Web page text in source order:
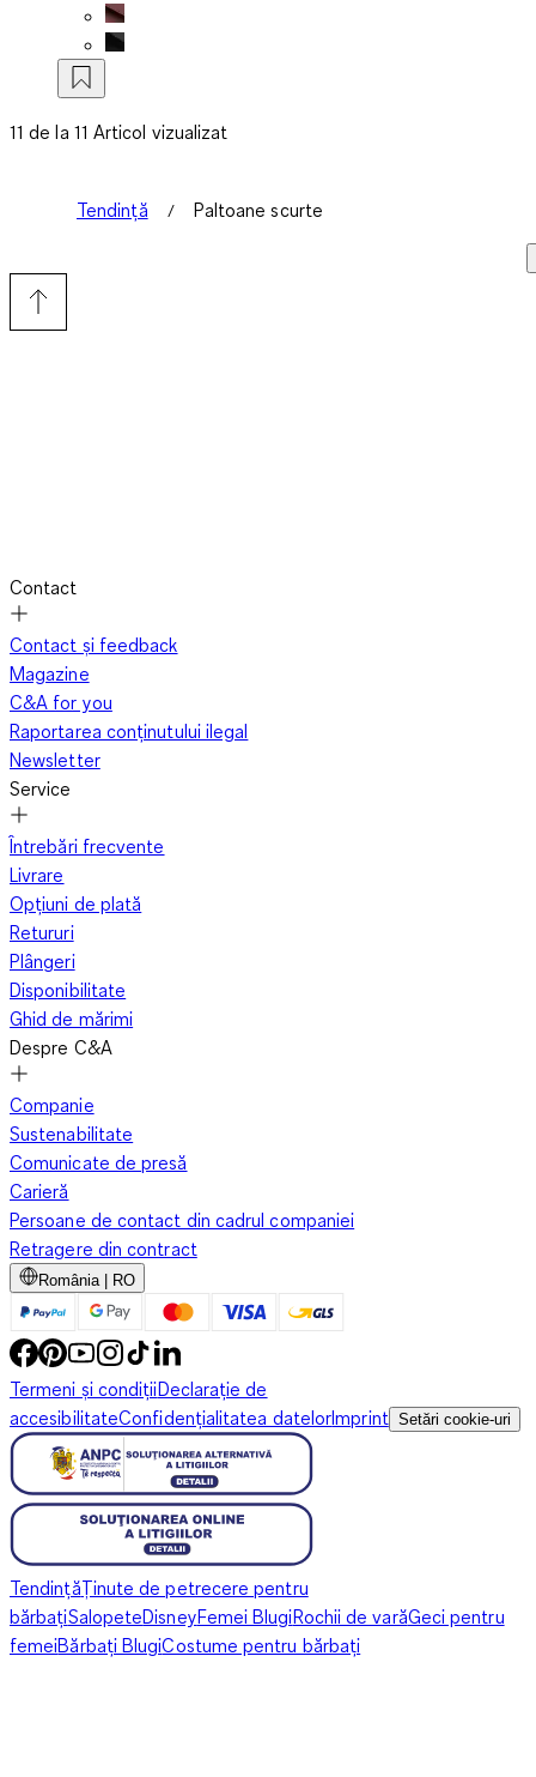
11 de la 11 Articol vizualizat
Tendință Paltoane scurte
Contact
Contact și feedback
Magazine
C&A for you
Raportarea conținutului ilegal
Newsletter
Service
Întrebări frecvente
Livrare
Opțiuni de plată
Retururi
Plângeri
Disponibilitate
Ghid de mărimi
Despre C&A
Companie
Sustenabilitate
Comunicate de presă
Carieră
Persoane de contact din cadrul companiei
Retragere din contract
România | RO
Termeni și condițiiDeclarație de
accesibilitateConfidențialitatea datelorImprint Setări cookie-uri
TendințăȚinute de petrecere pentru
bărbațiSalopeteDisneyFemei BlugiRochii de varăGeci pentru
femeiBărbați BlugiCostume pentru bărbați